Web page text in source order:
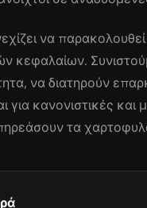
να παρακολουθεί
κεφαλαίων.
να διατηρούν
κανονιστικές και
τα